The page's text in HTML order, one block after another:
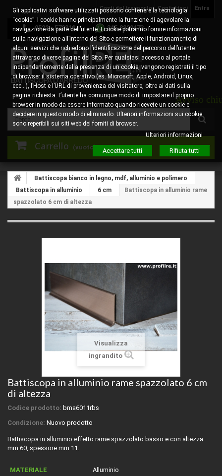
Entra
Contattaci
Costi del trasporto
0522 - 578310 345.8829473
Carrello (vuoto)
Avviso
Battiscopa bianco in legno, mdf, alluminio e polimero
Battiscopa in alluminio
6 cm
Battiscopa in alluminio rame
spazzolato 6 cm di altezza
Visualizza
ingrandito
Battiscopa in alluminio rame spazzolato 6 cm
di altezza
Codice prodotto: bma6011rbs
Condizione: Nuovo prodotto
Battiscopa in alluminio effetto rame spazzolato basso e con altezza
mm 60, spessore mm 11.
MATERIALE
Alluminio
Gli applicativi software utilizzati possono contenere la tecnologia
“cookie”. I cookie hanno principalmente la funzione di agevolare la
navigazione da parte dell’utente. I cookie potranno fornire informazioni
sulla navigazione all’interno del Sito e permettere il funzionamento di
alcuni servizi che richiedono l’identificazione del percorso dell’utente
attraverso diverse pagine del Sito. Per qualsiasi accesso al portale
indipendentemente dalla presenza di un cookie, vengono registrati il tipo
di browser il sistema operativo (es. Microsoft, Apple, Android, Linux,
ecc…), l’Host e l’URL di provenienza del visitatore, oltre ai dati sulla
pagina richiesta. L’utente ha comunque modo di impostare il proprio
browser in modo da essere informato quando ricevete un cookie e
decidere in questo modo di eliminarlo. Ulteriori informazioni sui cookie
sono reperibili sui siti web dei forniti di browser.
Ulteriori informazioni
Accettare tutti Rifiuta tutti